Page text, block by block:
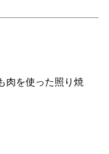
肉を使った照り焼